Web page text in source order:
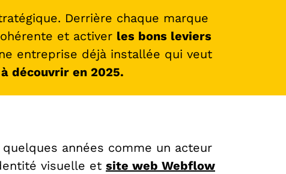
Derrière chaque marque
et activer les bons leviers
entreprise déjà installée qui veut
découvrir en 2025.
années comme un acteur
visuelle et site web Webflow